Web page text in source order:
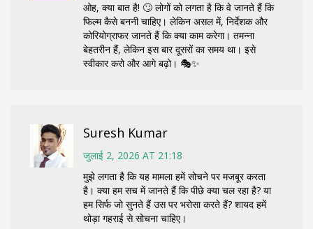
ओह, क्या बात है! 🙄 लोगों को लगता है कि वे जानते हैं कि
फिल्म कैसे बननी चाहिए। लेकिन असल में, निर्देशक और
कोरियोग्राफर जानते हैं कि क्या काम करेगा। तमन्ना
बेहतरीन हैं, लेकिन इस बार दूसरों का समय था। इसे
स्वीकार करो और आगे बढ़ो। 🎭✨
Suresh Kumar
जुलाई 2, 2026 AT 21:18
मुझे लगता है कि यह मामला हमें सोचने पर मजबूर करता
है। क्या हम सच में जानते हैं कि पीछे क्या चल रहा है? या
हम सिर्फ जो सुनते हैं उस पर भरोसा करते हैं? शायद हमें
थोड़ा गहराई से सोचना चाहिए।